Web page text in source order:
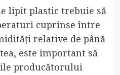
lipit plastic trebuie să
cuprinse între
relative de până
este important să
producătorului